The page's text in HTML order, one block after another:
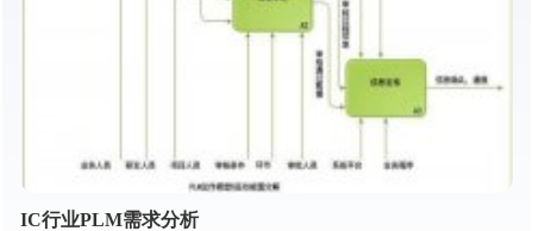
IC行业PLM需求分析